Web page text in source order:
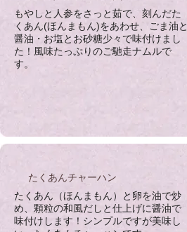
もやしと人参をさっと茹で、刻んだた
くあん(ほんまもん)をあわせ、ごま油と
醤油・お塩とお砂糖少々で味付けまし
た！風味たっぷりのご馳走ナムルで
す。
たくあんチャーハン
たくあん（ほんまもん）と卵を油で炒
め、顆粒の和風だしと仕上げに醤油で
味付けします！シンプルですが美味し